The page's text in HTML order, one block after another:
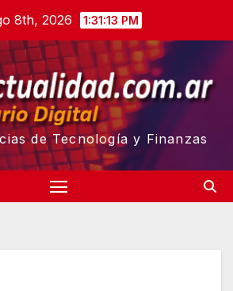
8th, 2026 1:31:14 PM
de Tecnología y Finanzas